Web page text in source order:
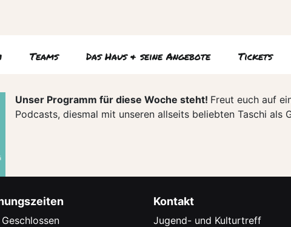
Teams Das Haus & seine Angebote Tickets
Unser Programm für diese Woche steht! Freut euch auf
Podcasts, diesmal mit unseren allseits beliebten Taschi als
Geschlossen
Kontakt
Jugend- und Kulturtreff